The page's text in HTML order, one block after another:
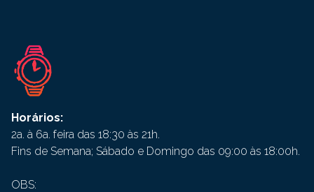
Horários:
2a. à 6a. feira das 18:30 às 21h.
Fins de Semana; Sábado e Domingo das 09:00 às 18:00h.
OBS: